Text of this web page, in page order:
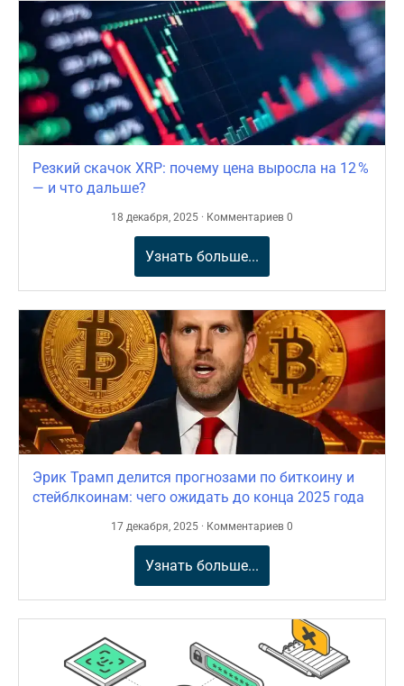
Резкий скачок XRP: почему цена выросла на 12 %
— и что дальше?
18 декабря, 2025 · Комментариев 0
Узнать больше...
Эрик Трамп делится прогнозами по биткоину и
стейблкоинам: чего ожидать до конца 2025 года
17 декабря, 2025 · Комментариев 0
Узнать больше...